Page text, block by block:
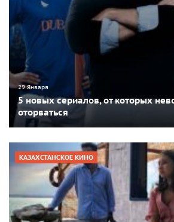
29 Января
5 новых сериалов, от которых
оторваться
КАЗАХСТАНСКОЕ КИНО